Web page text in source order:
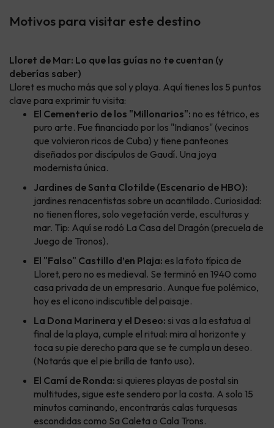
Motivos para visitar este destino
Lloret de Mar: Lo que las guías no te cuentan (y
deberías saber)
Lloret es mucho más que sol y playa. Aquí tienes los 5 puntos
clave para exprimir tu visita:
El Cementerio de los "Millonarios": no es tétrico, es
puro arte. Fue financiado por los "Indianos" (vecinos
que volvieron ricos de Cuba) y tiene panteones
diseñados por discípulos de Gaudí. Una joya
modernista única.
Jardines de Santa Clotilde (Escenario de HBO):
jardines renacentistas sobre un acantilado. Curiosidad:
no tienen flores, solo vegetación verde, esculturas y
mar. Tip: Aquí se rodó La Casa del Dragón (precuela de
Juego de Tronos).
El "Falso" Castillo d’en Plaja: es la foto típica de
Lloret, pero no es medieval. Se terminó en 1940 como
casa privada de un empresario. Aunque fue polémico,
hoy es el icono indiscutible del paisaje.
La Dona Marinera y el Deseo: si vas a la estatua al
final de la playa, cumple el ritual: mira al horizonte y
toca su pie derecho para que se te cumpla un deseo.
(Notarás que el pie brilla de tanto uso).
El Camí de Ronda: si quieres playas de postal sin
multitudes, sigue este sendero por la costa. A solo 15
minutos caminando, encontrarás calas turquesas
escondidas como Sa Caleta o Cala Trons.